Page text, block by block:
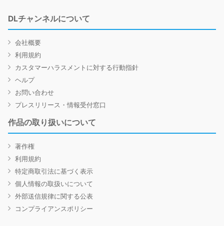
DLチャンネルについて
会社概要
利用規約
カスタマーハラスメントに対する行動指針
ヘルプ
お問い合わせ
プレスリリース・情報受付窓口
作品の取り扱いについて
著作権
利用規約
特定商取引法に基づく表示
個人情報の取扱いについて
外部送信規律に関する公表
コンプライアンスポリシー